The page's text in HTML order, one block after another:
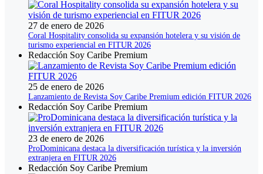
27 de enero de 2026
Coral Hospitality consolida su expansión hotelera y su visión de
turismo experiencial en FITUR 2026
Redacción Soy Caribe Premium
25 de enero de 2026
Lanzamiento de Revista Soy Caribe Premium edición FITUR 2026
Redacción Soy Caribe Premium
23 de enero de 2026
ProDominicana destaca la diversificación turística y la inversión
extranjera en FITUR 2026
Redacción Soy Caribe Premium